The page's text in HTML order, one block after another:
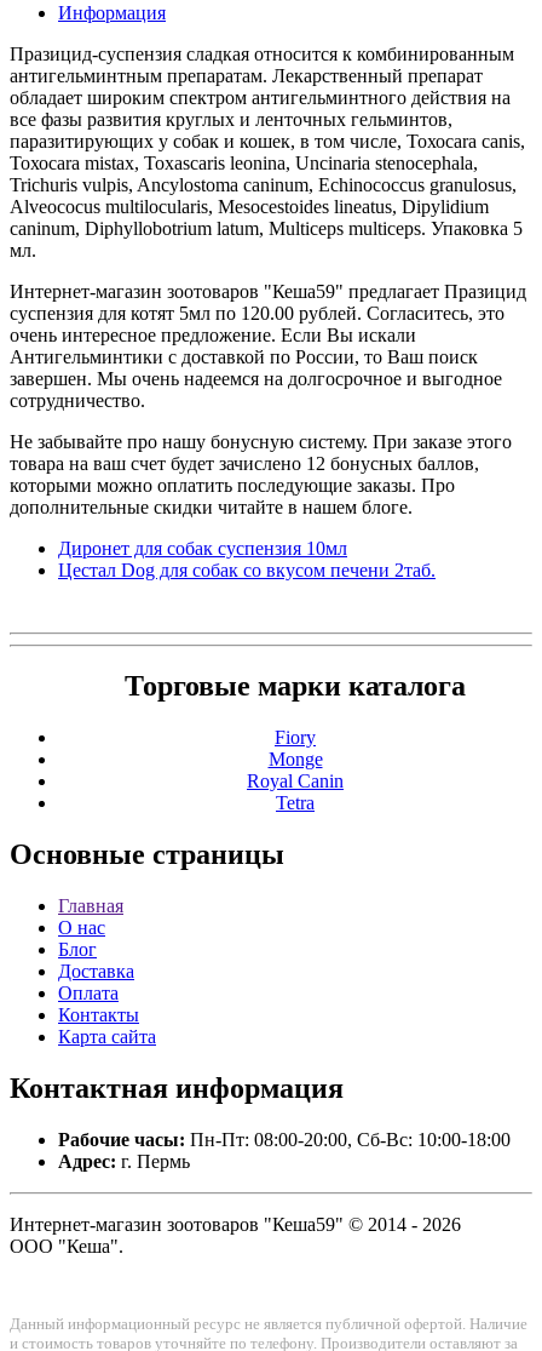
Информация
Празицид-суспензия сладкая относится к комбинированным
антигельминтным препаратам. Лекарственный препарат
обладает широким спектром антигельминтного действия на
все фазы развития круглых и ленточных гельминтов,
паразитирующих у собак и кошек, в том числе, Тохосаra саnis,
Тохосаra mistax, Toxascaris leonina, Uncinaria stenocephala,
Trichuris vulpis, Ancylostoma caninum, Echinococcus granulosus,
Alveococus multilocularis, Mesocestoides lineatus, Dipylidium
caninum, Diphyllobotrium latum, Multiceps multiceps. Упаковка 5
мл.
Интернет-магазин зоотоваров "Кеша59" предлагает Празицид
суспензия для котят 5мл по 120.00 рублей. Согласитесь, это
очень интересное предложение. Если Вы искали
Антигельминтики с доставкой по России, то Ваш поиск
завершен. Мы очень надеемся на долгосрочное и выгодное
сотрудничество.
Не забывайте про нашу бонусную систему. При заказе этого
товара на ваш счет будет зачислено 12 бонусных баллов,
которыми можно оплатить последующие заказы. Про
дополнительные скидки читайте в нашем блоге.
Диронет для собак суспензия 10мл
Цестал Dog для собак со вкусом печени 2таб.
Торговые марки каталога
Fiory
Monge
Royal Canin
Tetra
Основные страницы
Главная
О нас
Блог
Доставка
Оплата
Контакты
Карта сайта
Контактная информация
Рабочие часы: Пн-Пт: 08:00-20:00, Сб-Вс: 10:00-18:00
Адрес: г. Пермь
Интернет-магазин зоотоваров "Кеша59" © 2014 - 2026
ООО "Кеша".
Данный информационный ресурс не является публичной офертой. Наличие
и стоимость товаров уточняйте по телефону. Производители оставляют за